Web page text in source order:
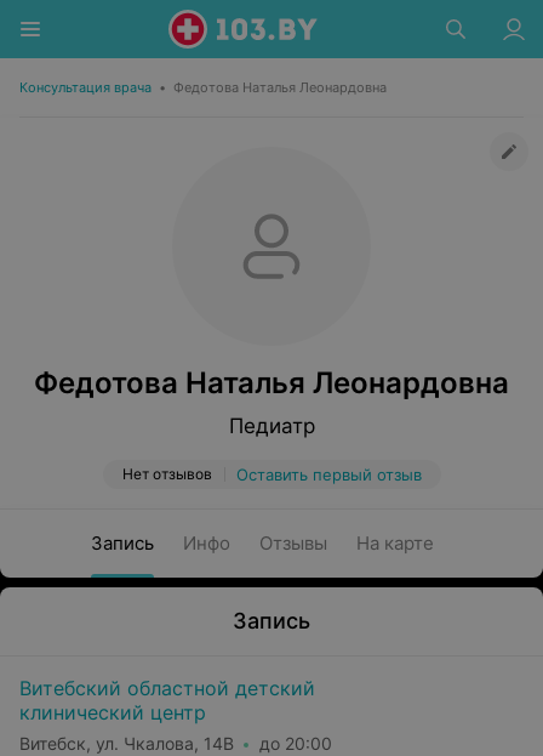
Консультация врача • Федотова Наталья Леонардовна
Федотова Наталья Леонардовна
Педиатр
Нет отзывов Оставить первый отзыв
Запись Инфо Отзывы На карте
Запись
Витебский областной детский
клинический центр
Витебск, ул. Чкалова, 14В до 20:00